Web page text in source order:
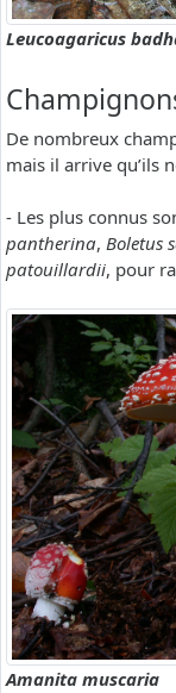
Leucoagaricus
De nombreux
mais il arrive qu’ils
- Les plus connus
pantherina, Boletus
patouillardii, pour
Amanita muscaria